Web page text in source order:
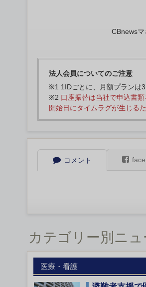
CBnews
法人会員についてのご注意
※1 1IDごとに、月額プランは
※2 口座振替は当社で申込書
開始日にタイムラグが生じる
コメント
カテゴリー別ニュ
医療・看護